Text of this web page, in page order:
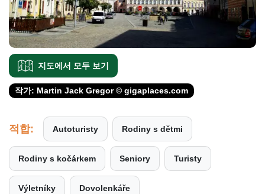
지도에서 모두 보기
작가: Martin Jack Gregor © gigaplaces.com
적합: Autoturisty Rodiny s dětmi
Rodiny s kočárkem Seniory Turisty
Výletníky Dovolenkáře